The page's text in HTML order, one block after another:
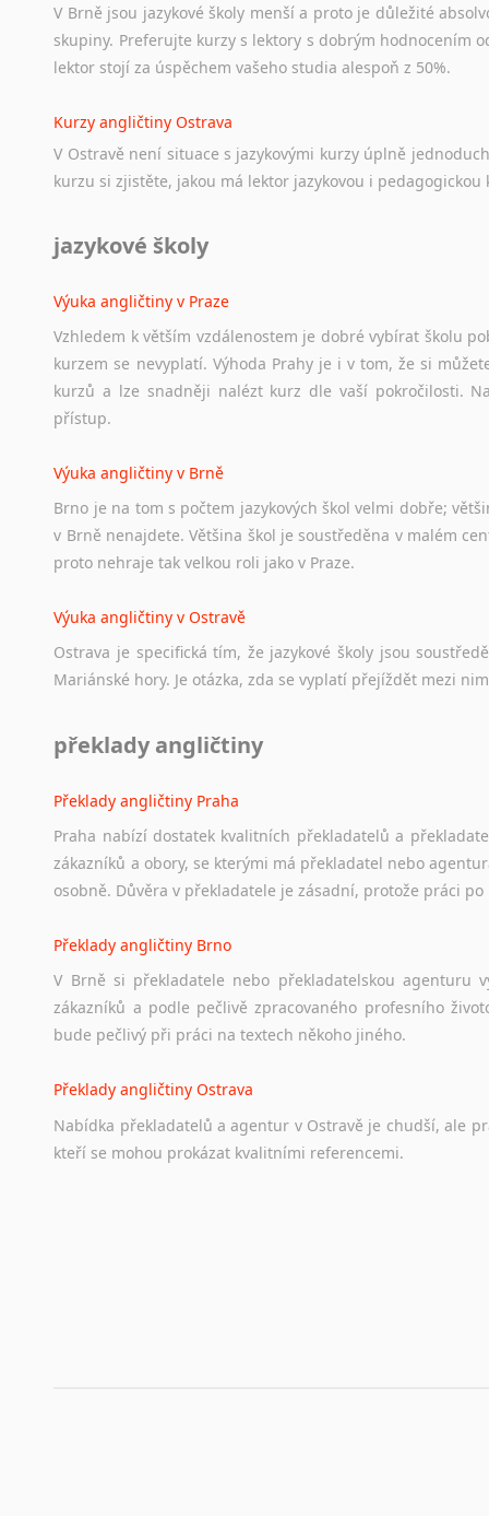
V Brně jsou jazykové školy menší a proto je důležité
skupiny. Preferujte kurzy s lektory s dobrým hodnocením
lektor stojí za úspěchem vašeho studia alespoň z 50%.
Kurzy angličtiny Ostrava
V Ostravě není situace s jazykovými kurzy úplně
kurzu si zjistěte, jakou má lektor jazykovou i pedagogickou
jazykové školy
Výuka angličtiny v Praze
Vzhledem k větším vzdálenostem je dobré vybírat školu
kurzem se nevyplatí. Výhoda Prahy je i v tom, že si
kurzů a lze snadněji nalézt kurz dle vaší pokročilosti.
přístup.
Výuka angličtiny v Brně
Brno je na tom s počtem jazykových škol velmi dobře;
v Brně nenajdete. Většina škol je soustředěna v malém
proto nehraje tak velkou roli jako v Praze.
Výuka angličtiny v Ostravě
Ostrava je specifická tím, že jazykové školy jsou
Mariánské hory. Je otázka, zda se vyplatí přejíždět mezi
překlady angličtiny
Překlady angličtiny Praha
Praha nabízí dostatek kvalitních překladatelů a
zákazníků a obory, se kterými má překladatel nebo
osobně. Důvěra v překladatele je zásadní, protože práci
Překlady angličtiny Brno
V Brně si překladatele nebo překladatelskou agenturu
zákazníků a podle pečlivě zpracovaného profesního
bude pečlivý při práci na textech někoho jiného.
Překlady angličtiny Ostrava
Nabídka překladatelů a agentur v Ostravě je chudší, ale
kteří se mohou prokázat kvalitními referencemi.